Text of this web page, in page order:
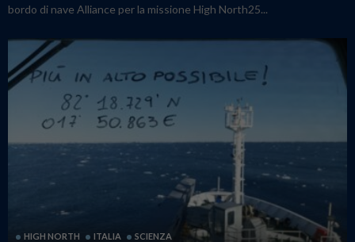
bordo di nave Alliance per la missione High North25...
HIGH NORTH ITALIA SCIENZA